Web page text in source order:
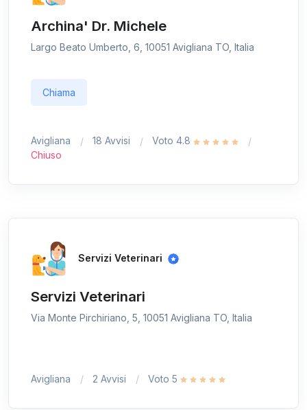
Archina' Dr. Michele
Largo Beato Umberto, 6, 10051 Avigliana TO, Italia
Chiama
Avigliana 18 Avvisi
Voto 4.8
Chiuso
Servizi Veterinari
Servizi Veterinari
Via Monte Pirchiriano, 5, 10051 Avigliana TO, Italia
Avigliana 2 Avvisi Voto 5